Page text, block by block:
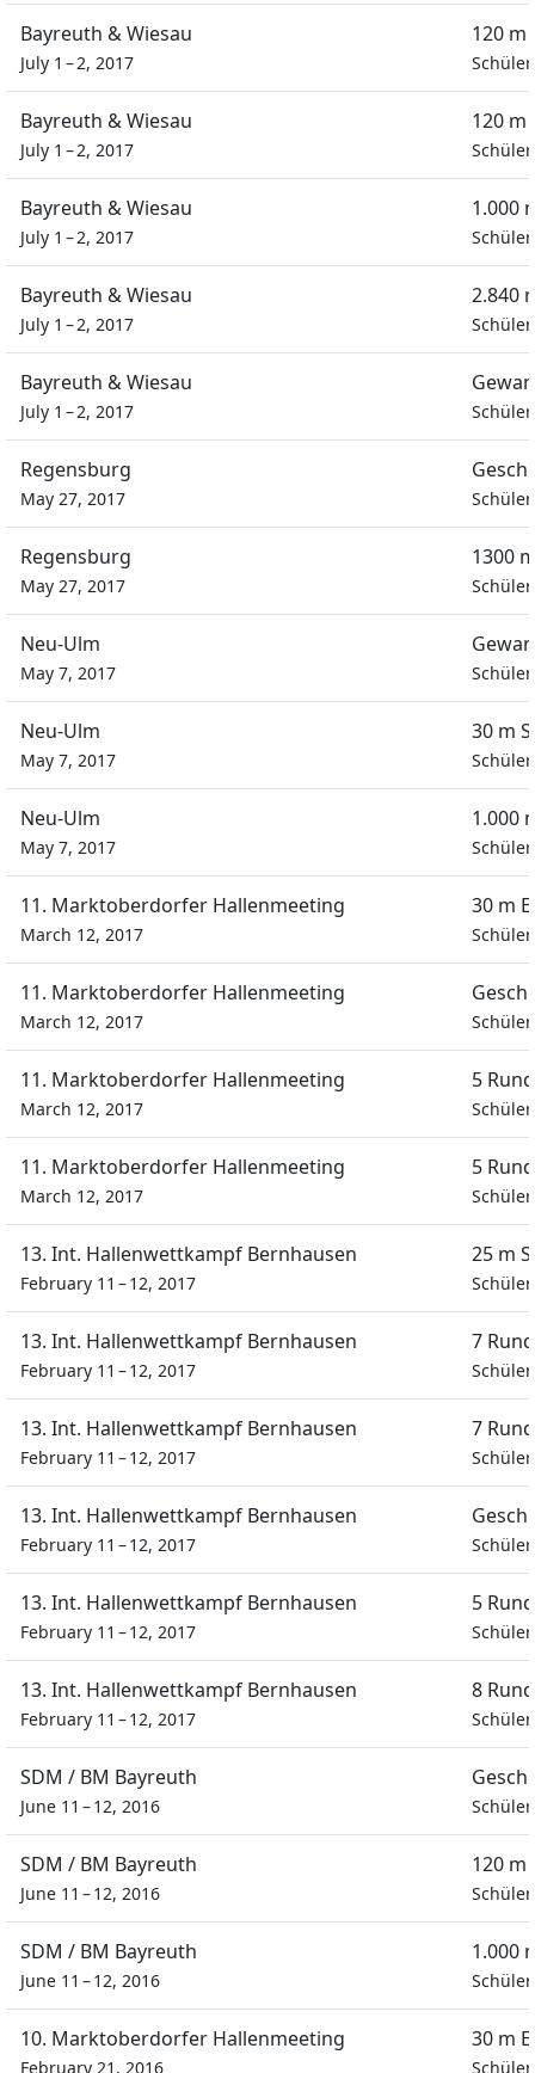
Bayreuth & Wiesau
July 1 – 2, 2017
120 m
Bayreuth & Wiesau
July 1 – 2, 2017
120 m
Bayreuth & Wiesau
July 1 – 2, 2017
1.000
Bayreuth & Wiesau
July 1 – 2, 2017
2.840
Bayreuth & Wiesau
July 1 – 2, 2017
Regensburg
May 27, 2017
Regensburg
May 27, 2017
1300
Neu-Ulm
May 7, 2017
Neu-Ulm
May 7, 2017
30 m
Neu-Ulm
May 7, 2017
1.000
11. Marktoberdorfer Hallenmeeting
March 12, 2017
30 m
11. Marktoberdorfer Hallenmeeting
March 12, 2017
11. Marktoberdorfer Hallenmeeting
March 12, 2017
5
11. Marktoberdorfer Hallenmeeting
March 12, 2017
5
13. Int. Hallenwettkampf Bernhausen
February 11 – 12, 2017
25 m
13. Int. Hallenwettkampf Bernhausen
February 11 – 12, 2017
7
13. Int. Hallenwettkampf Bernhausen
February 11 – 12, 2017
7
13. Int. Hallenwettkampf Bernhausen
February 11 – 12, 2017
13. Int. Hallenwettkampf Bernhausen
February 11 – 12, 2017
5
13. Int. Hallenwettkampf Bernhausen
February 11 – 12, 2017
8
SDM / BM Bayreuth
June 11 – 12, 2016
SDM / BM Bayreuth
June 11 – 12, 2016
120 m
SDM / BM Bayreuth
June 11 – 12, 2016
1.000
10. Marktoberdorfer Hallenmeeting
February 21, 2016
30 m